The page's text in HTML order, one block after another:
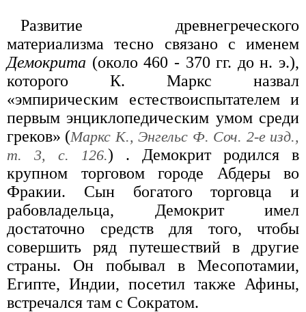
Развитие древнегреческого
материализма тесно связано с именем
Демокрита (около 460 - 370 гг. до н. э.),
которого К. Маркс назвал
«эмпирическим естествоиспытателем и
первым энциклопедическим умом среди
греков» (Маркс К., Энгельс Ф. Соч. 2-е изд.,
т. 3, с. 126.) . Демокрит родился в
крупном торговом городе Абдеры во
Фракии. Сын богатого торговца и
рабовладельца, Демокрит имел
достаточно средств для того, чтобы
совершить ряд путешествий в другие
страны. Он побывал в Месопотамии,
Египте, Индии, посетил также Афины,
встречался там с Сократом.